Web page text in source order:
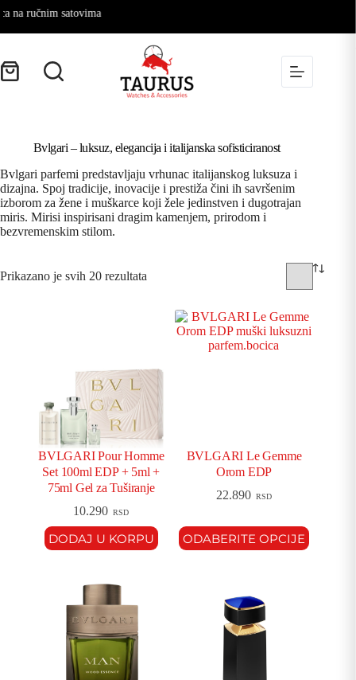
satovima
Bvlgari – luksuz, elegancija i italijanska sofisticiranost
Bvlgari parfemi predstavljaju vrhunac italijanskog luksuza i
dizajna. Spoj tradicije, inovacije i prestiža čini ih savršenim
izborom za žene i muškarce koji žele jedinstven i dugotrajan
miris. Mirisi inspirisani dragim kamenjem, prirodom i
bezvremenskim stilom.
Prikazano je svih 20 rezultata
BVLGARI Pour Homme
Set 100ml EDP + 5ml +
75ml Gel za Tuširanje
10.290 RSD
DODAJ U KORPU
BVLGARI Le Gemme
Orom EDP
22.890 RSD
ODABERITE OPCIJE